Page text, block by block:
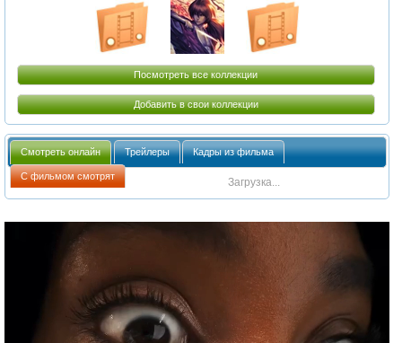
Посмотреть все коллекции
Добавить в свои коллекции
Смотреть онлайн Трейлеры Кадры из фильма
С фильмом смотрят Загрузка...